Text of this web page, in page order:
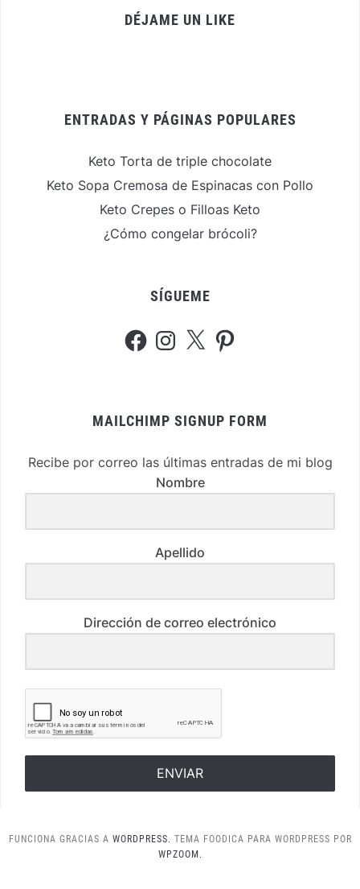
DÉJAME UN LIKE
ENTRADAS Y PÁGINAS POPULARES
Keto Torta de triple chocolate
Keto Sopa Cremosa de Espinacas con Pollo
Keto Crepes o Filloas Keto
¿Cómo congelar brócoli?
SÍGUEME
FacebookInstagram
X Pinterest
MAILCHIMP SIGNUP FORM
Recibe por correo las últimas entradas de mi blog
Nombre
Apellido
Dirección de correo electrónico
ENVIAR
FUNCIONA GRACIAS A WORDPRESS. TEMA FOODICA PARA WORDPRESS POR
WPZOOM.